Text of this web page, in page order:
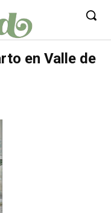
en Valle de